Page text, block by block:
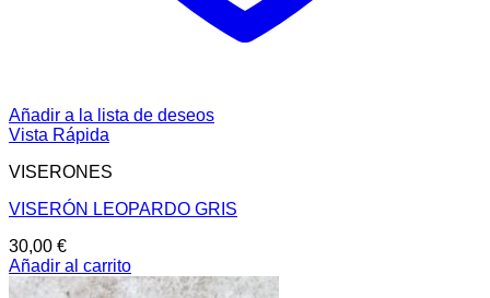
Añadir a la lista de deseos
Vista Rápida
VISERONES
VISERÓN LEOPARDO GRIS
30,00 €
Añadir al carrito